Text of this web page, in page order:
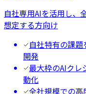
自社専用AIを活用し、
想定する方向け
自社特有の課
開発
最大枠のAIクレ
動化
全社規模での